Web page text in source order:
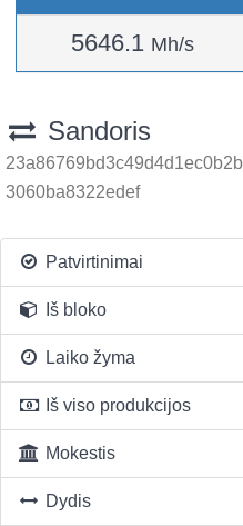
5646.1 Mh/s
Sandoris
3060ba8322edef
Patvirtinimai
Iš bloko
Laiko žyma
Iš viso produkcijos
Mokestis
Dydis